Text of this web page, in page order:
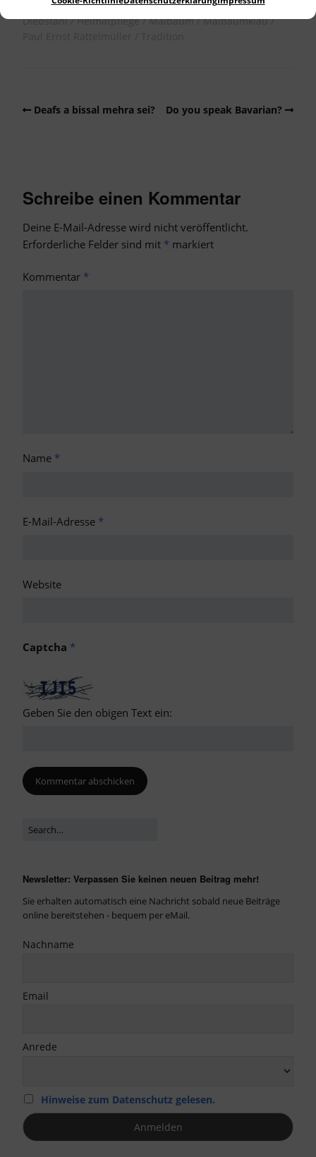
Auslöse
Bier Bräuche Brauchtum
Brotzeit
Diebstahl
Heimatpflege Maibaum
Maibaumklau
Deafs a bissal mehra sei? Do you speak Bavarian?
Schreibe einen Kommentar
Deine E-Mail-Adresse wird nicht veröffentlicht.
Erforderliche Felder sind mit * markiert
Kommentar *
Name *
E-Mail-Adresse *
Website
Captcha *
Geben Sie den obigen Text ein:
Newsletter: Verpassen Sie keinen neuen Beitrag mehr!
Sie erhalten automatisch eine Nachricht sobald neue Beiträge
online bereitstehen - bequem per eMail.
Nachname
Email
Anrede
Hinweise zum Datenschutz gelesen.